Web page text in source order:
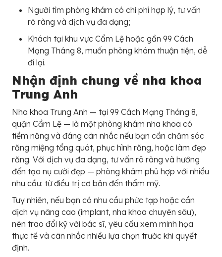
Người tìm phòng khám có chi phí hợp lý, tư vấn
rõ ràng và dịch vụ đa dạng;
Khách tại khu vực Cẩm Lệ hoặc gần 99 Cách
Mạng Tháng 8, muốn phòng khám thuận tiện, dễ
đi lại.
Nhận định chung về nha khoa
Trung Anh
Nha khoa Trung Anh — tại 99 Cách Mạng Tháng 8,
quận Cẩm Lệ — là một phòng khám nha khoa có
tiềm năng và đáng cân nhắc nếu bạn cần chăm sóc
răng miệng tổng quát, phục hình răng, hoặc làm đẹp
răng. Với dịch vụ đa dạng, tư vấn rõ ràng và hướng
đến tạo nụ cười đẹp — phòng khám phù hợp với nhiều
nhu cầu: từ điều trị cơ bản đến thẩm mỹ.
Tuy nhiên, nếu bạn có nhu cầu phức tạp hoặc cần
dịch vụ nâng cao (implant, nha khoa chuyên sâu),
nên trao đổi kỹ với bác sĩ, yêu cầu xem minh họa
thực tế và cân nhắc nhiều lựa chọn trước khi quyết
định.